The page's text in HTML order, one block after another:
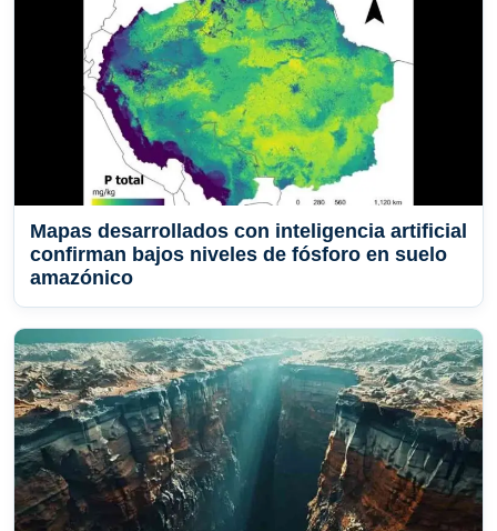
Mapas desarrollados con inteligencia artificial
confirman bajos niveles de fósforo en suelo
amazónico